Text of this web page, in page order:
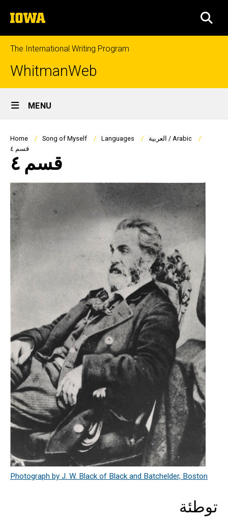
to
content
The
University
of
Iowa
The International Writing Program
WhitmanWeb
Site
Main
Navigation
MENU
Breadcrumb
Home Song of Myself Languages
العربية / Arabic
قسم ٤
قسم ٤
Photograph by J. W. Black of Black and Batchelder, Boston
توطئة